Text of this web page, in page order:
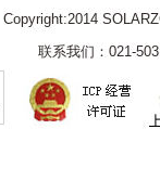
Copyright:2014
联系我们：021-